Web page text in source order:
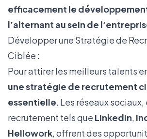
efficacement le
l’alternant au sein de
Développer une Stratégie de
Ciblée :
Pour attirer les meilleurs talents
une stratégie de recrutement
essentielle. Les réseaux
recrutement tels que LinkedIn,
Hellowork, offrent des